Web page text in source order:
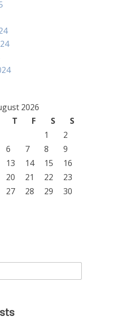
2026
T F S
S
1
2
6 7 8
9
13 14 15
16
20 21 22
23
27 28 29
30